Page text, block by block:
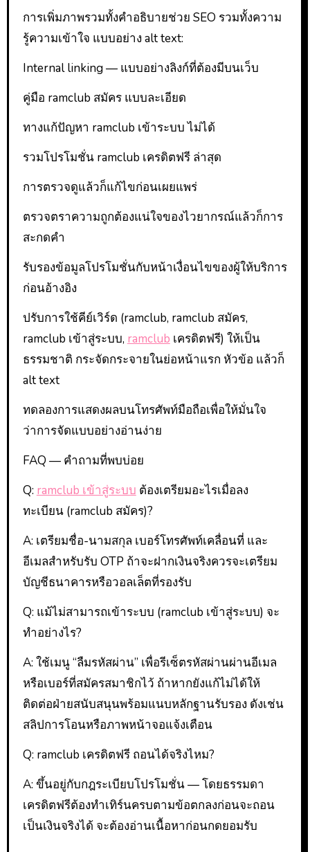
การเพิ่มภาพรวมทั้งคำอธิบายช่วย SEO รวมทั้งความ
รู้ความเข้าใจ แบบอย่าง alt text:
Internal linking — แบบอย่างลิงก์ที่ต้องมีบนเว็บ
คู่มือ ramclub สมัคร แบบละเอียด
ทางแก้ปัญหา ramclub เข้าระบบ ไม่ได้
รวมโปรโมชั่น ramclub เครดิตฟรี ล่าสุด
การตรวจดูแล้วก็แก้ไขก่อนเผยแพร่
ตรวจตราความถูกต้องแน่ใจของไวยากรณ์แล้วก็การ
สะกดคำ
รับรองข้อมูลโปรโมชั่นกับหน้าเงื่อนไขของผู้ให้บริการ
ก่อนอ้างอิง
ปรับการใช้คีย์เวิร์ด (ramclub, ramclub สมัคร,
ramclub เข้าสู่ระบบ, ramclub เครดิตฟรี) ให้เป็น
ธรรมชาติ กระจัดกระจายในย่อหน้าแรก หัวข้อ แล้วก็
alt text
ทดลองการแสดงผลบนโทรศัพท์มือถือเพื่อให้มั่นใจ
ว่าการจัดแบบอย่างอ่านง่าย
FAQ — คำถามที่พบบ่อย
Q: ramclub เข้าสู่ระบบ ต้องเตรียมอะไรเมื่อลง
ทะเบียน (ramclub สมัคร)?
A: เตรียมชื่อ-นามสกุล เบอร์โทรศัพท์เคลื่อนที่ และ
อีเมลสำหรับรับ OTP ถ้าจะฝากเงินจริงควรจะเตรียม
บัญชีธนาคารหรือวอลเล็ตที่รองรับ
Q: แม้ไม่สามารถเข้าระบบ (ramclub เข้าสู่ระบบ) จะ
ทำอย่างไร?
A: ใช้เมนู “ลืมรหัสผ่าน” เพื่อรีเซ็ตรหัสผ่านผ่านอีเมล
หรือเบอร์ที่สมัครสมาชิกไว้ ถ้าหากยังแก้ไม่ได้ให้
ติดต่อฝ่ายสนับสนุนพร้อมแนบหลักฐานรับรอง ดังเช่น
สลิปการโอนหรือภาพหน้าจอแจ้งเตือน
Q: ramclub เครดิตฟรี ถอนได้จริงไหม?
A: ขึ้นอยู่กับกฎระเบียบโปรโมชั่น — โดยธรรมดา
เครดิตฟรีต้องทำเทิร์นครบตามข้อตกลงก่อนจะถอน
เป็นเงินจริงได้ จะต้องอ่านเนื้อหาก่อนกดยอมรับ